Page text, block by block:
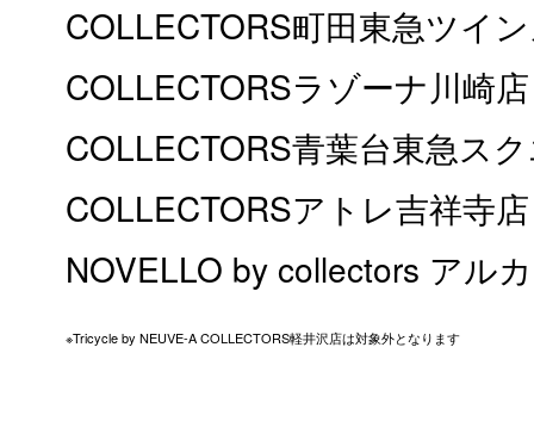
COLLECTORS町田東急ツイ
COLLECTORSラゾーナ川崎店
COLLECTORS青葉台東急ス
COLLECTORSアトレ吉祥寺店
NOVELLO by collectors アル
※Tricycle by NEUVE-A COLLECTORS軽井沢店は対象外となります